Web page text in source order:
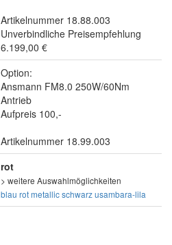
Artikelnummer 18.88.003
Unverbindliche Preisempfehlung
6.199,00 €
Option:
Ansmann FM8.0 250W/60Nm
Antrieb
Aufpreis 100,-
Artikelnummer 18.99.003
rot
> weitere Auswahlmöglichkeiten
blau rot metallicschwarzusambara-lila